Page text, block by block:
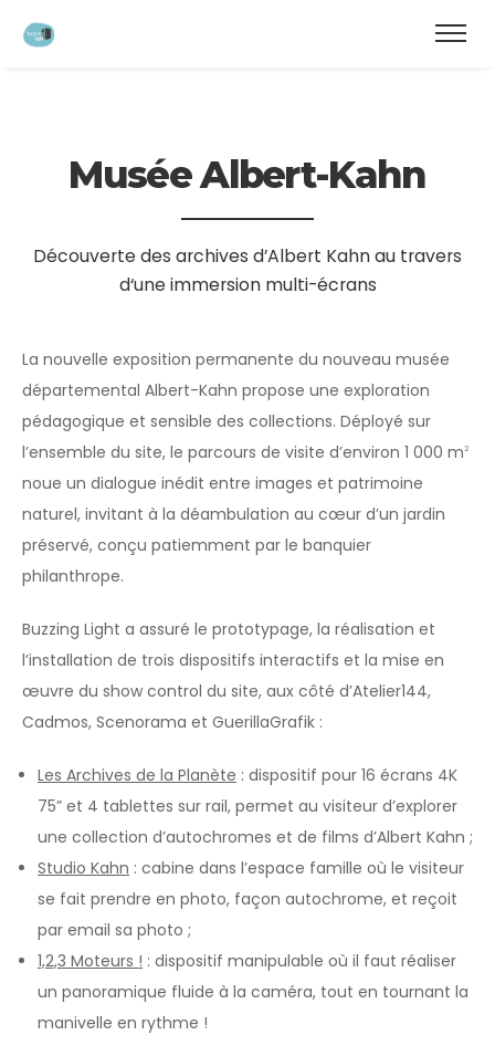
Musée Albert-Kahn
Découverte des archives d’Albert Kahn au travers
d‘une immersion multi-écrans
La nouvelle exposition permanente du nouveau musée
départemental Albert-Kahn propose une exploration
pédagogique et sensible des collections. Déployé sur
l’ensemble du site, le parcours de visite d’environ 1 000 m2
noue un dialogue inédit entre images et patrimoine
naturel, invitant à la déambulation au cœur d’un jardin
préservé, conçu patiemment par le banquier
philanthrope.
Buzzing Light a assuré le prototypage, la réalisation et
l’installation de trois dispositifs interactifs et la mise en
œuvre du show control du site, aux côté d’Atelier144,
Cadmos, Scenorama et GuerillaGrafik :
Les Archives de la Planète : dispositif pour 16 écrans 4K
75” et 4 tablettes sur rail, permet au visiteur d’explorer
une collection d’autochromes et de films d’Albert Kahn ;
Studio Kahn : cabine dans l’espace famille où le visiteur
se fait prendre en photo, façon autochrome, et reçoit
par email sa photo ;
1,2,3 Moteurs ! : dispositif manipulable où il faut réaliser
un panoramique fluide à la caméra, tout en tournant la
manivelle en rythme !